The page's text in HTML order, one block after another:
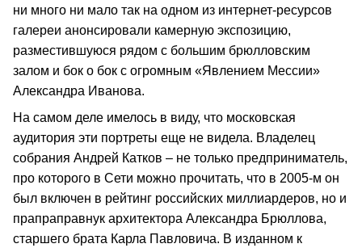
ни много ни мало так на одном из интернет-ресурсов
галереи анонсировали камерную экспозицию,
разместившуюся рядом с большим брюлловским
залом и бок о бок с огромным «Явлением Мессии»
Александра Иванова.
На самом деле имелось в виду, что московская
аудитория эти портреты еще не видела. Владелец
собрания Андрей Катков – не только предприниматель,
про которого в Сети можно прочитать, что в 2005-м он
был включен в рейтинг российских миллиардеров, но и
прапраправнук архитектора Александра Брюллова,
старшего брата Карла Павловича. В изданном к